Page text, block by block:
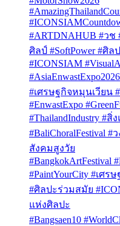
#ARTDNAHUB #วช
ศิลป์ #SoftPower #ศิ
#ICONSIAM
#เศรษฐกิจหมุนเวียน
#EnwastExpo
#ThailandIndustry #
#BaliChoralFestival
สังคมสูงวัย
#BangkokArtFestival
#PaintYourCity #เศร
#ศิลปะร่วมสมัย
แห่งศิลปะ
#Bangsaen10